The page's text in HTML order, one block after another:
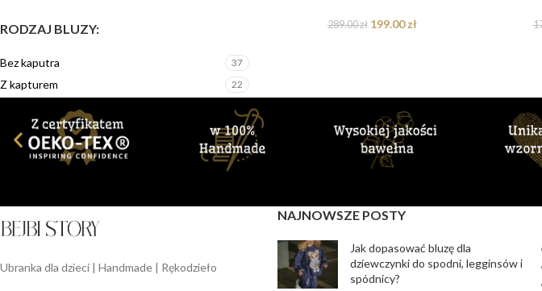
RODZAJ BLUZY:
Bez kaputra 37
Z kapturem 22
289.00zł 199.00zł
Ubranka dla dzieci | Handmade | Rękodzieło
NAJNOWSZE POSTY
Jak dopasować bluzę dla
dziewczynki do spodni, legginsów i
spódnicy?